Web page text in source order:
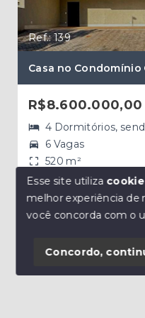
Ref.: 139
Casa no
R$8.600.000,00
4 Dormitórios,
6 Vagas
520 m²
Quinta do Golfe
do Rio Preto/SP
Olá!
Esse site utiliza
melhor experiência de
você concorda com o
Concordo,